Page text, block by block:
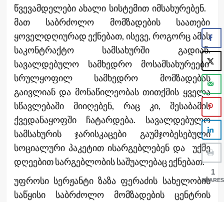
წვევამდელები ახალი სისტემით იმსახურებენ.
მათ საბრძოლო მომზადების საათები
ყოველდღიურად ექნებათ, ისევე, როგორც ამას
საკონტრაქტო სამსახურში გადიან.
სავალდებულო სამხედრო მოსამსახურეები
სრულყოფილ სამხედრო მომზადებას
გაივლიან და მონაწილეობას თითქმის ყველა
სწავლებაში მიიღებენ, რაც კი, შესაბამის
ქვედანაყოფში ჩატარდება. სავალდებულო
სამსახურის ჯარისკაცები გაუმჯობესებული
სოციალური პაკეტით ისარგებლებენ და უქმე
დღეებით სარგებლობის საშუალებაც ექნებათ.
უფროსი სერჟანტი ზაზა ფერაძის სახელობის
საწყისი საბრძოლო მომზადების ცენტრის
1
SHARES